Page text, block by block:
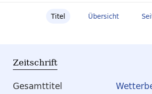
Titel Übersicht
Zeitschrift
Gesamttitel